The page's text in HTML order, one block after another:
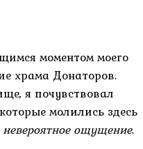
моментом моего
храма Донаторов.
я почувствовал
молились здесь
невероятное ощущение.